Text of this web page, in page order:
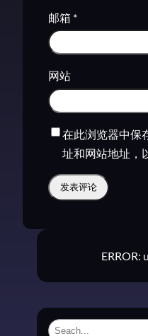
邮箱 *
网站
在此浏览器中保
址和网站地址，
ERROR:
S